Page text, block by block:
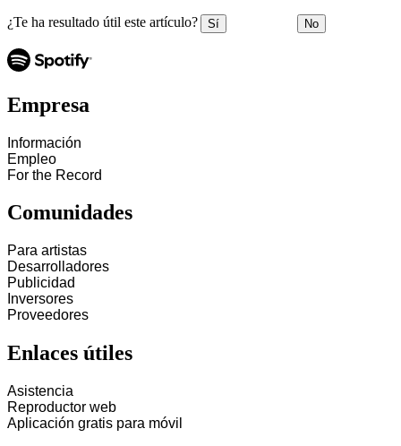
¿Te ha resultado útil este artículo? Sí No
Empresa
Información
Empleo
For the Record
Comunidades
Para artistas
Desarrolladores
Publicidad
Inversores
Proveedores
Enlaces útiles
Asistencia
Reproductor web
Aplicación gratis para móvil